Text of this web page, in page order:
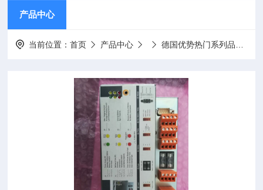
产品中心
当前位置：首页 产品中心 德国优势热门系列品牌